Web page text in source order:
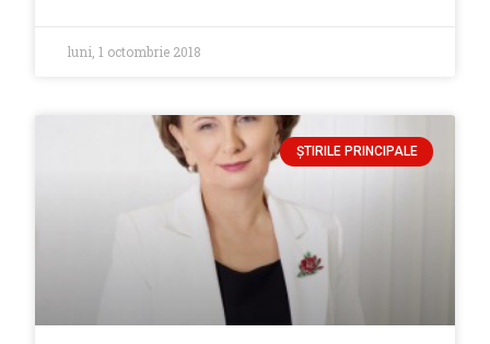
luni, 1 octombrie 2018
ȘTIRILE PRINCIPALE